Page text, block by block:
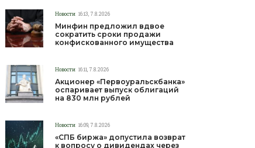
Новости 16:13, 7.8.2026
Минфин предложил вдвое
сократить сроки продажи
конфискованного имущества
Новости 16:11, 7.8.2026
Акционер «Первоуральскбанка»
оспаривает выпуск облигаций
на 830 млн рублей
Новости 16:09, 7.8.2026
«СПБ биржа» допустила возврат
к вопросу о дивидендах через